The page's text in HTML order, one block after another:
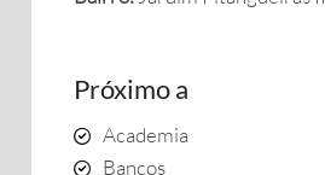
Próximo a
Academia
Bancos